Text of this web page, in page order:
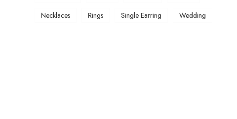
Necklaces
Rings Single Earring Wedding